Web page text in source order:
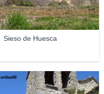
Sieso de Huesca
ordiso62